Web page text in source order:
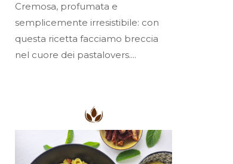
Cremosa, profumata e
semplicemente irresistibile: con
questa ricetta facciamo breccia
nel cuore dei pastalovers....